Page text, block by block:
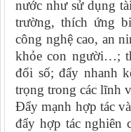
nước như sử dụng
trường, thích ứng
công nghệ cao, an
khỏe con người…;
đổi số; đẩy nhanh
trọng trong các lĩnh
Đẩy mạnh hợp tác
đẩy hợp tác nghiên